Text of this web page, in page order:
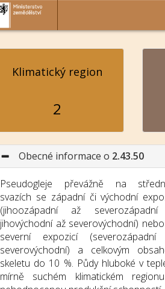
Klimatický region
2
Obecné informace o 2.43.50
Pseudogleje převážně na
svazích se západní či východní
(jihoozápadní až
jihovýchodní až severovýchodní)
severní expozicí (severozápadní
severovýchodní) a celkovým
skeletu do 10 %. Půdy hluboké v
mírně suchém klimatickém